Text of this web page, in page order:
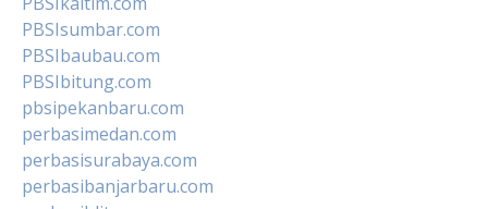
PBSIsumbar.com
PBSIbaubau.com
PBSIbitung.com
pbsipekanbaru.com
perbasimedan.com
perbasisurabaya.com
perbasibanjarbaru.com